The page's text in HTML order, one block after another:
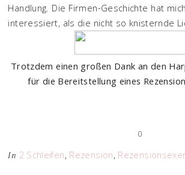
Handlung. Die Firmen-Geschichte hat
interessiert, als die nicht so knisternde
Trotzdem einen großen Dank an den
für die Bereitstellung eines
0
In 2 Schleifen, Rezension,